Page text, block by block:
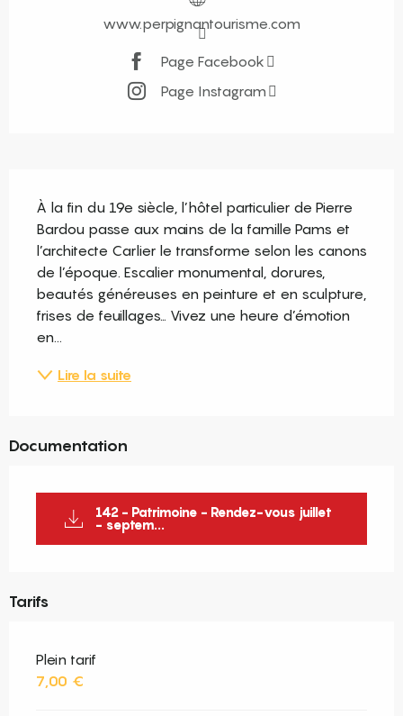
www.perpignantourisme.com
Page Facebook
Page Instagram
À la fin du 19e siècle, l’hôtel particulier de Pierre
Bardou passe aux mains de la famille Pams et
l’architecte Carlier le transforme selon les canons
de l’époque. Escalier monumental, dorures,
beautés généreuses en peinture et en sculpture,
frises de feuillages… Vivez une heure d’émotion
en...
Lire la suite
Documentation
142 - Patrimoine - Rendez-vous juillet
- septem...
Tarifs
Plein tarif
7,00 €